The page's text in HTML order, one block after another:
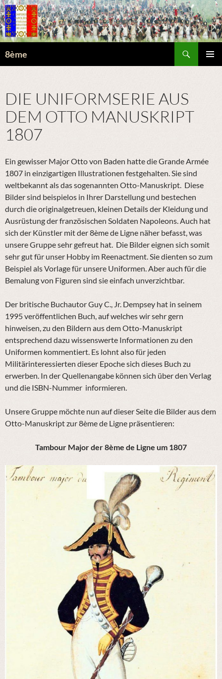
8ème
DIE UNIFORMSERIE AUS
DEM OTTO MANUSKRIPT
1807
Ein gewisser Major Otto von Baden hatte die Grande Armée
1807 in einzigartigen Illustrationen festgehalten. Sie sind
weltbekannt als das sogenannten Otto-Manuskript. Diese
Bilder sind beispielos in Ihrer Darstellung und bestechen
durch die originalgetreuen, kleinen Details der Kleidung und
Ausrüstung der französischen Soldaten Napoleons. Auch hat
sich der Künstler mit der 8ème de Ligne näher befasst, was
unsere Gruppe sehr gefreut hat. Die Bilder eignen sich somit
sehr gut für unser Hobby im Reenactment. Sie dienten so zum
Beispiel als Vorlage für unsere Uniformen. Aber auch für die
Bemalung von Figuren sind sie einfach unverzichtbar.
Der britische Buchautor Guy C., Jr. Dempsey hat in seinem
1995 veröffentlichen Buch, auf welches wir sehr gern
hinweisen, zu den Bildern aus dem Otto-Manuskript
entsprechend dazu wissenswerte Informationen zu den
Uniformen kommentiert. Es lohnt also für jeden
Militärinteressierten dieser Epoche sich dieses Buch zu
erwerben. In der Quellenangabe können sich über den Verlag
und die ISBN-Nummer informieren.
Unsere Gruppe möchte nun auf dieser Seite die Bilder aus dem
Otto-Manuskript zur 8ème de Ligne präsentieren:
Tambour Major der 8ème de Ligne um 1807